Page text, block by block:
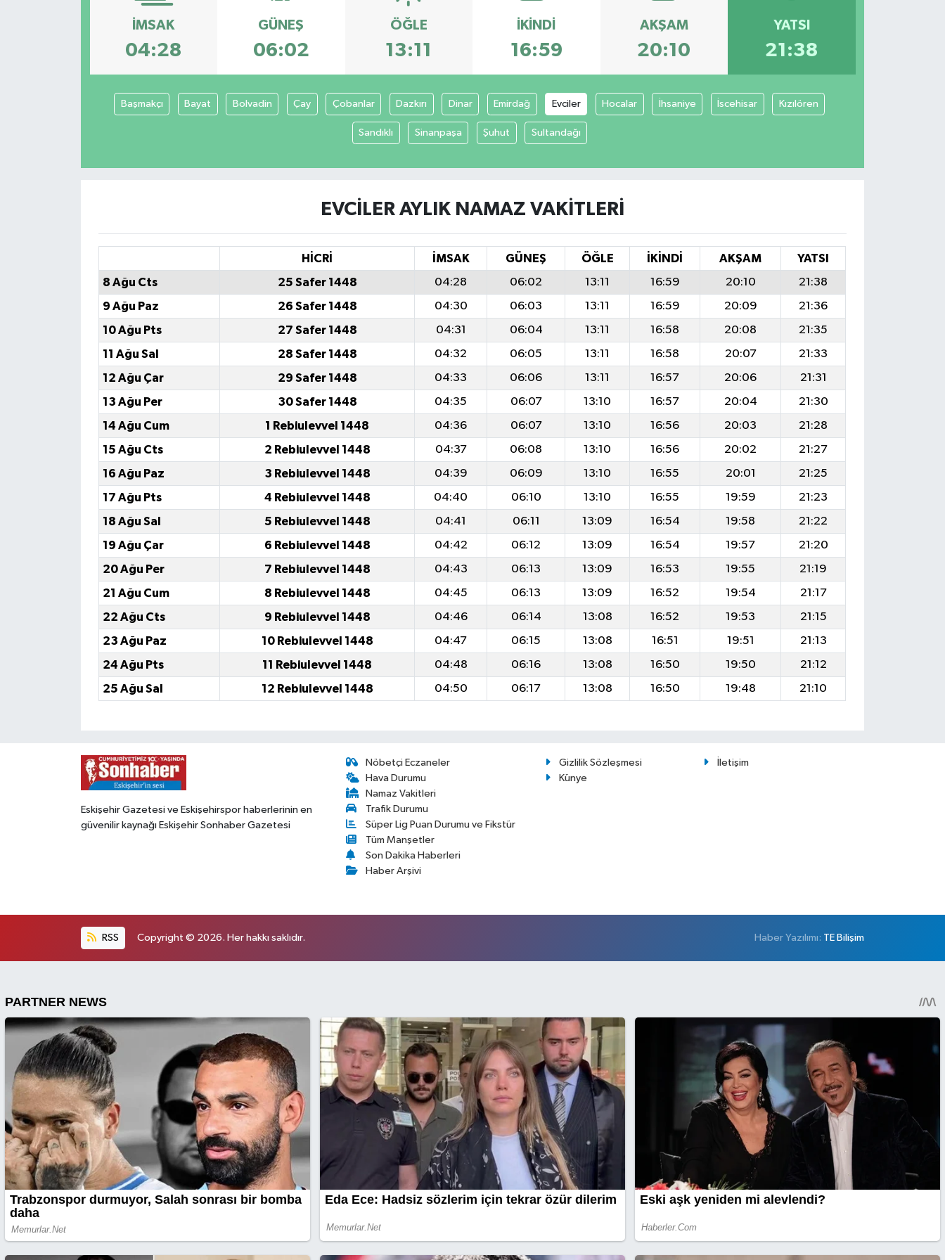
İMSAK
04:28
GÜNEŞ
06:02
ÖĞLE
13:11
İKINDI
16:59
AKŞAM
20:10
YATSI
21:38
Başmakçı Bayat Bolvadin Çay Çobanlar Dazkırı Dinar Emirdağ Evciler Hocalar İhsaniye İscehisar Kızılören
Sandıklı Sinanpaşa Şuhut Sultandağı
EVCILER AYLIK NAMAZ VAKITLERI
HİCRİ İMSAK GÜNEŞ ÖĞLE İKINDI AKŞAM
YATSI
8 Ağu Cts
25 Safer 1448 04:28 06:02 13:11 16:59 20:10
21:38
9 Ağu Paz
26 Safer 1448 04:30 06:03 13:11 16:59 20:09
21:36
10 Ağu Pts
27 Safer 1448 04:31 06:04 13:11 16:58 20:08
21:35
11 Ağu Sal
28 Safer 1448 04:32 06:05 13:11 16:58 20:07
21:33
12 Ağu Çar
29 Safer 1448 04:33 06:06 13:11 16:57 20:06
21:31
13 Ağu Per
30 Safer 1448 04:35 06:07 13:10 16:57 20:04
21:30
14 Ağu Cum
1 Rebiulevvel 1448 04:36 06:07 13:10 16:56 20:03
21:28
15 Ağu Cts
2 Rebiulevvel 1448 04:37 06:08 13:10 16:56 20:02
21:27
16 Ağu Paz
3 Rebiulevvel 1448 04:39 06:09 13:10 16:55 20:01
21:25
17 Ağu Pts
4 Rebiulevvel 1448 04:40 06:10 13:10 16:55 19:59
21:23
18 Ağu Sal
5 Rebiulevvel 1448 04:41 06:11 13:09 16:54 19:58
21:22
19 Ağu Çar
6 Rebiulevvel 1448 04:42 06:12 13:09 16:54 19:57
21:20
20 Ağu Per
7 Rebiulevvel 1448 04:43 06:13 13:09 16:53 19:55
21:19
21 Ağu Cum
8 Rebiulevvel 1448 04:45 06:13 13:09 16:52 19:54
21:17
22 Ağu Cts
9 Rebiulevvel 1448 04:46 06:14 13:08 16:52 19:53
21:15
23 Ağu Paz
10 Rebiulevvel 1448 04:47 06:15 13:08 16:51 19:51
21:13
24 Ağu Pts
11 Rebiulevvel 1448 04:48 06:16 13:08 16:50 19:50
21:12
25 Ağu Sal
12 Rebiulevvel 1448 04:50 06:17 13:08 16:50 19:48 21:10
Eskişehir Gazetesi ve Eskişehirspor haberlerinin en
güvenilir kaynağı Eskişehir Sonhaber Gazetesi
Nöbetçi Eczaneler
Hava Durumu
Namaz Vakitleri
Trafik Durumu
Süper Lig Puan Durumu ve Fikstür
Tüm Manşetler
Son Dakika Haberleri
Haber Arşivi
Gizlilik Sözleşmesi
İletişim
Künye
RSS Copyright © 2026. Her hakkı saklıdır. Haber Yazılımı: TE Bilişim